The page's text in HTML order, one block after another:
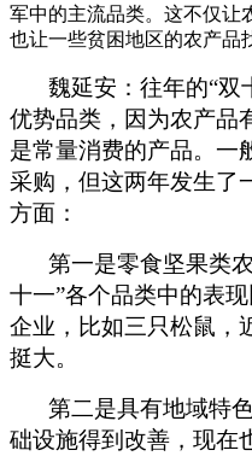
军中的主流品类。这不仅让
也让一些贫困地区的农产品
魏延安：往年的“双
优势品类，因为农产品
是常量消费的产品。一
采购，但这两年发生了
方面：
第一是零食坚果类
十一”各个品类中的表
企业，比如三只松鼠，
挺大。
第二是具有地域特
础设施得到改善，现在